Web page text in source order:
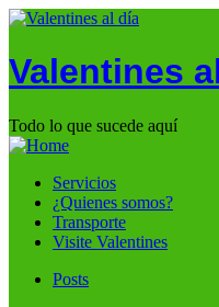
Valentines
Todo lo que sucede aquí
Servicios
¿Quienes somos?
Transporte
Visite Valentines
Posts